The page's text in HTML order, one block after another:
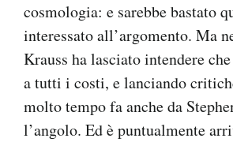
cosmologia: e sarebbe bastato
interessato all’argomento. Ma
Krauss ha lasciato intendere
a tutti i costi, e lanciando
molto tempo fa anche da
l’angolo. Ed è puntualmente